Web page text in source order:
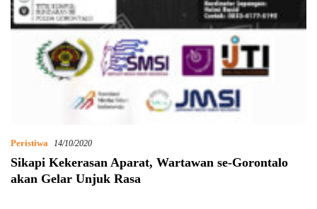
Peristiwa 14/10/2020
Sikapi Kekerasan Aparat, Wartawan se-Gorontalo
akan Gelar Unjuk Rasa